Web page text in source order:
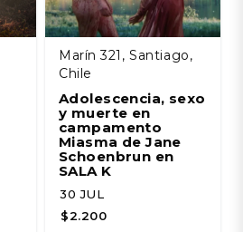
Marín 321, Santiago,
Chile
Adolescencia, sexo
y muerte en
campamento
Miasma de Jane
Schoenbrun en
SALA K
30 JUL
$2.200